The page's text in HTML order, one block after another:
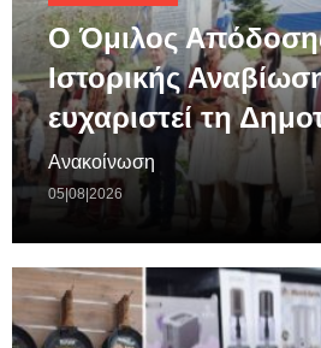
Ο Όμιλος
Ιστορικής
ευχαριστεί τη
Ανακοίνωση
05|08|2026